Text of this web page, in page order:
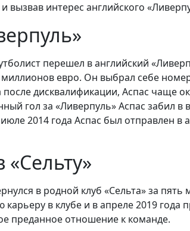
вызвав интерес английского
перешел в английский
евро. Он выбрал себе
дисквалификации, Аспас чаще
гол за «Ливерпуль» Аспас забил в
2014 года Аспас был отправлен в
в родной клуб «Сельта» за пять
в клубе и в апреле 2019 года
преданное отношение к команде.